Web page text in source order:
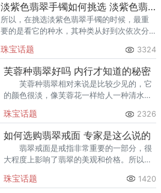
淡紫色翡翠手镯如何挑选 淡紫色翡翠手镯好吗
所以，在挑选淡紫色翡翠手镯的时候，最重
要的是看它的种水，其种类从好到次依次分
种翡翠。但是，大家也要量力而为，选择自
己能承担得起的翡翠即可。
珠宝话题 3324
芙蓉种翡翠好吗 内行才知道的秘密
芙蓉种翡翠相对来说是比较少见的，它
的颜色很淡，像芙蓉花一样给人一种清水出
搜集整理了一些资料详细给大家讲讲！
芙蓉种的先决条件是化地。
珠宝话题 2326
如何选购翡翠戒面 专家是这么说的
翡翠戒面是戒指非常重要的一部分，很
大程度上影响了翡翠的美观和价格。所以挑
的合适的翡翠戒面呢？
珠宝话题 1420